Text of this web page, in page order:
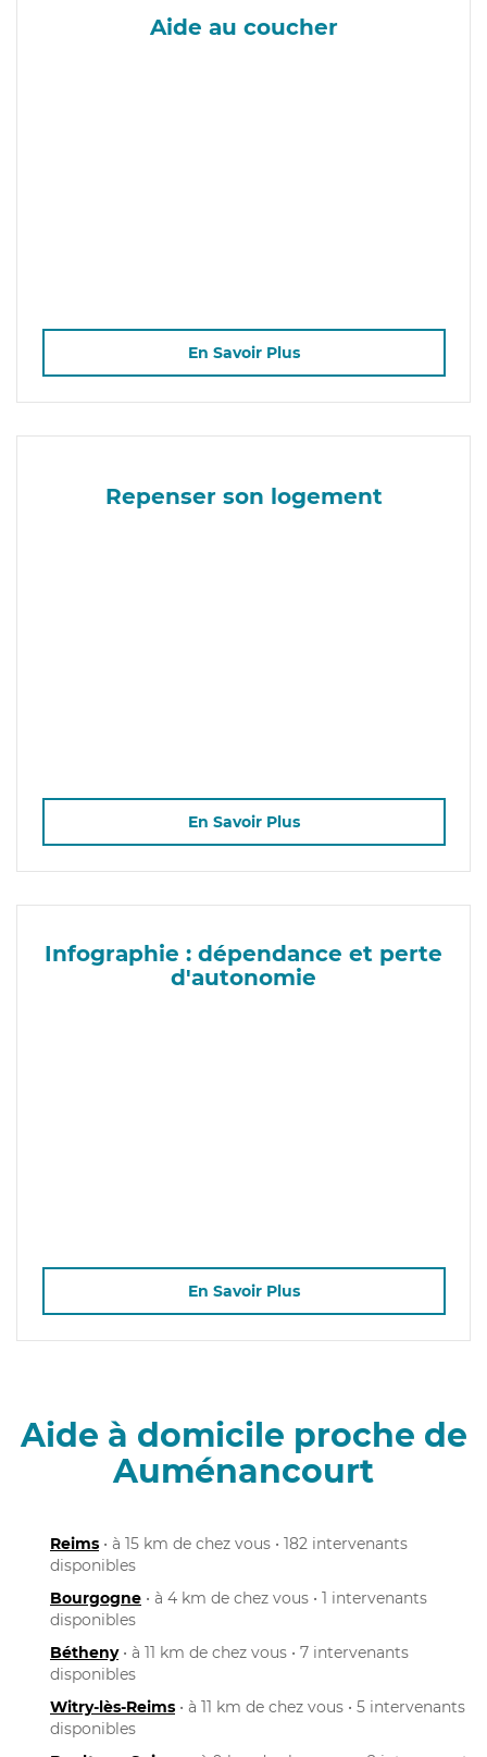
Aide au coucher
En Savoir Plus
Repenser son logement
En Savoir Plus
Infographie : dépendance et perte
d'autonomie
En Savoir Plus
Aide à domicile proche de
Auménancourt
Reims • à 15 km de chez vous • 182 intervenants
disponibles
Bourgogne • à 4 km de chez vous • 1 intervenants
disponibles
Bétheny• à 11 km de chez vous • 7 intervenants
disponibles
Witry-lès-Reims • à 11 km de chez vous • 5 intervenants
disponibles